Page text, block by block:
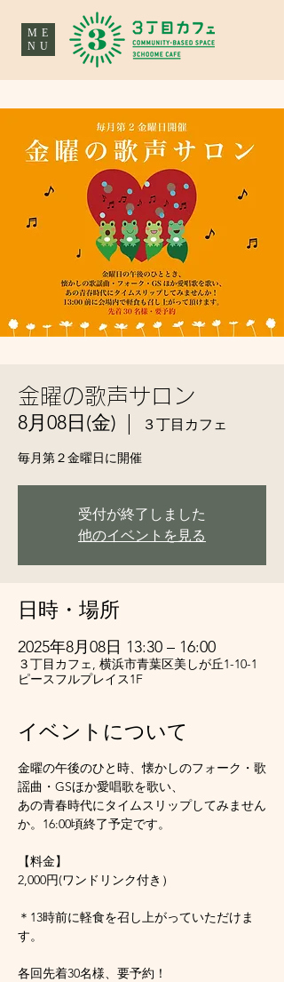
ME
NU
金曜の歌声サロン
8月08日(金) ３丁目カフェ
毎月第２金曜日に開催
受付が終了しました
他のイベントを見る
日時・場所
2025年8月08日 13:30 – 16:00
３丁目カフェ, 横浜市青葉区美しが丘1-10-1
ピースフルプレイス1F
イベントについて
金曜の午後のひと時、懐かしのフォーク・歌
謡曲・GSほか愛唱歌を歌い、
あの青春時代にタイムスリップしてみません
か。16:00頃終了予定です。
【料金】
2,000円(ワンドリンク付き）
＊13時前に軽食を召し上がっていただけま
す。
各回先着30名様、要予約！